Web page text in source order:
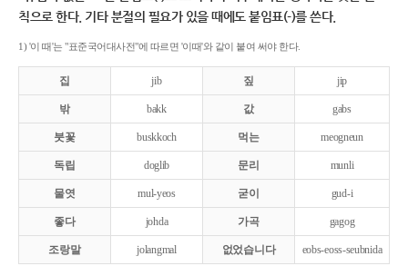
칙으로 한다. 기타 분절의 필요가 있을 때에도 붙임표(-)를 쓴다.
1) '이 때'는 "표준국어대사전"에 따르면 '이때'와 같이 붙여 써야 한다.
집 jib 짚 jip
밖 bakk 값 gabs
붓꽃 buskkoch 먹는 meogneun
독립 doglib 문리 munli
물엿 mul-yeos 굳이 gud-i
좋다 johda 가곡 gagog
조랑말 jolangmal 없었습니다 eobs-eoss-seubnida